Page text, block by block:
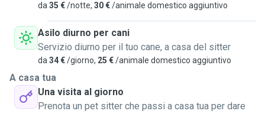
da 35 €/notte, 30 €/animale domestico aggiuntivo
Asilo diurno per cani
Servizio diurno per il tuo cane, a casa del sitter
da 34 €/giorno, 25 €/animale domestico aggiuntivo
A casa tua
Una visita al giorno
Prenota un pet sitter che passi a casa tua per dare